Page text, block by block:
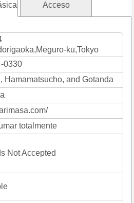
Acceso
ku,Tokyo
0330
Hamamatsucho, and Gotanda
totalmente
Not Accepted